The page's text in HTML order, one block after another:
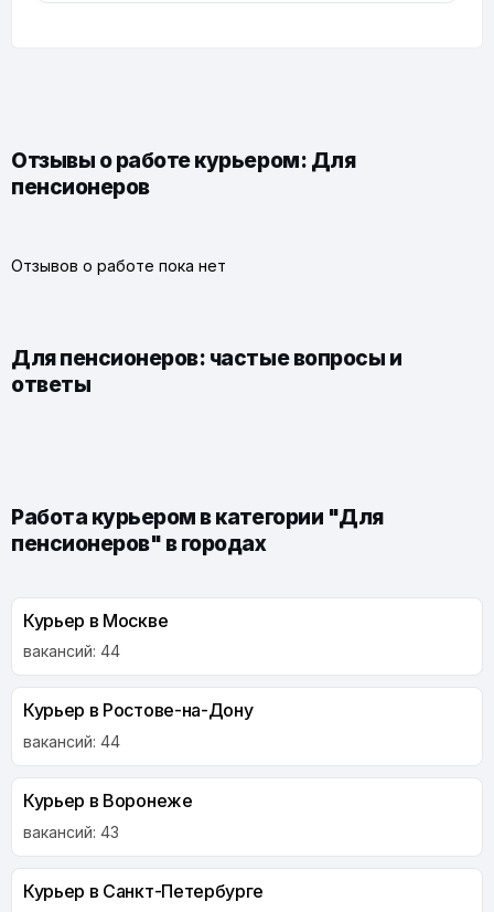
Отзывы о работе курьером: Для
пенсионеров
Отзывов о работе пока нет
Для пенсионеров: частые вопросы и
ответы
Работа курьером в категории "Для
пенсионеров" в городах
Курьер в Москве
вакансий: 44
Курьер в Ростове-на-Дону
вакансий: 44
Курьер в Воронеже
вакансий: 43
Курьер в Санкт-Петербурге